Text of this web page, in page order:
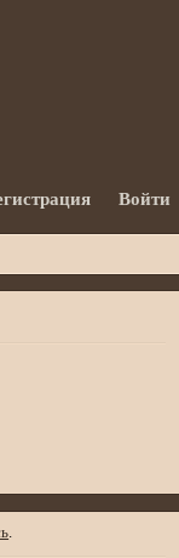
Войти
.